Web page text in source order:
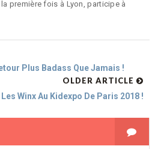
première fois à Lyon, participe à
Plus Badass Que Jamais !
OLDER ARTICLE
Les Winx Au Kidexpo De Paris 2018 !